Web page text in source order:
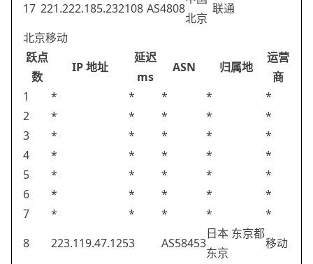
17 221.222.185.232108 AS4808
北京
联通
北京移动
跃点
数
IP 地址
延迟
ms
ASN 归属地
运营
商
1
* * * *
*
2
* * * *
*
3
* * * *
*
4
* * * *
*
5
* * * *
*
6
* * * *
*
7
* * * *
*
8
223.119.47.1253 AS58453
日本 东京都
东京
移动